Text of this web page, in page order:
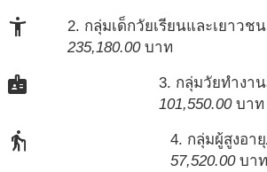
accessibility_new 2. กลุ่มเด็กวัยเรียนและเยาวชน
235,180.00บาท
badge 3. กลุ่มวัยทำงาน
101,550.00บาท
elderly 4. กลุ่มผู้สูงอายุ
57,520.00บาท